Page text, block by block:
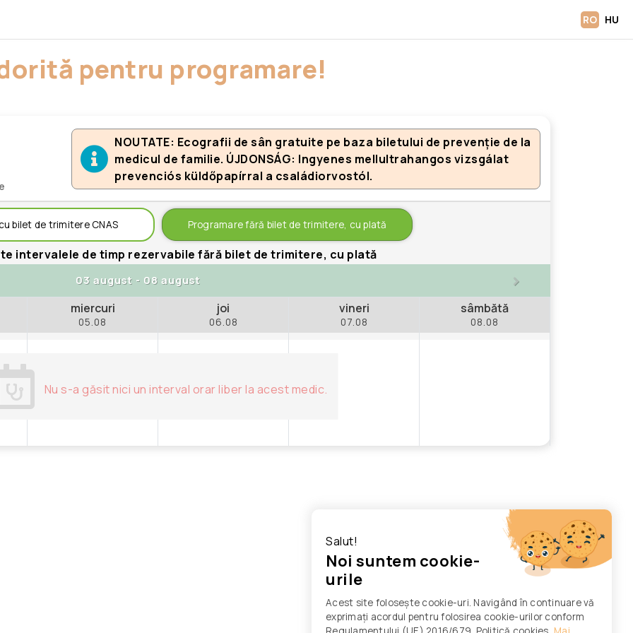
RO HU
pentru programare!
NOUTATE: Ecografii de sân gratuite pe baza biletului de prevenție de la
medicul de familie. ÚJDONSÁG: Ingyenes mellultrahangos vizsgálat
prevenciós küldőpapírral a családiorvostól.
bilet de trimitere CNAS Programare fără bilet de trimitere, cu plată
intervalele de timp rezervabile fără bilet de trimitere, cu plată
03 august - 08 august >
miercuri
05.08
joi
06.08
vineri
07.08
sâmbătă
08.08
Nu s-a găsit nici un interval orar liber la acest medic.
Salut!
Noi suntem cookie-
urile
Acest site folosește cookie-uri. Navigând în continuare vă
exprimați acordul pentru folosirea cookie-urilor conform